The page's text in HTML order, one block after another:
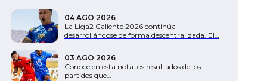
Clubes
Noticias
04 AGO 2026
La Liga2 Caliente 2026 continúa
desarrollándose de forma descentralizada. El…
03 AGO 2026
Conoce en esta nota los resultados de los
partidos que…